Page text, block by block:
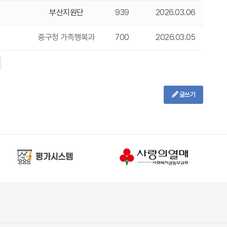
부산지원단 939 2026.03.06
중구청 가족행복과 700 2026.03.05
글쓰기